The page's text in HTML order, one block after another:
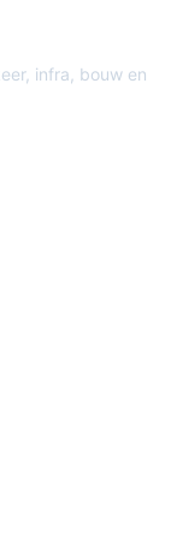
infra, bouw en